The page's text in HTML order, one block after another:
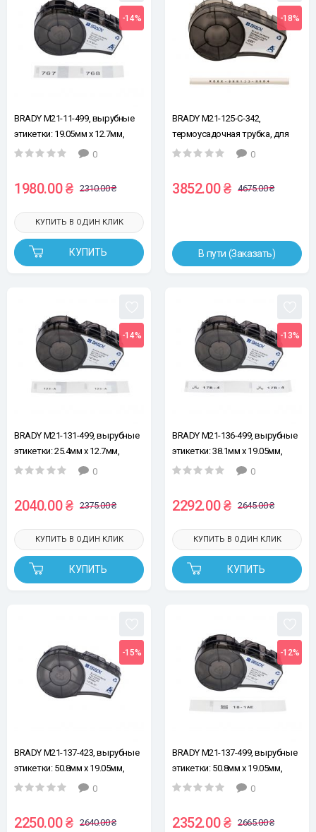
-14%
BRADY M21-11-499, вырубные
этикетки: 19.05мм х 12.7мм,
140шт, черный на белом,
этикеток
0
1980.00 ₴ 2310.00 ₴
КУПИТЬ
КУПИТЬ В ОДИН КЛИК
-18%
BRADY M21-125-C-342,
термоусадочная трубка, для
провода Ø1.2 - 2.8мм, черный
0
3852.00 ₴ 4675.00 ₴
В пути (Заказать)
-14%
BRADY M21-131-499, вырубные
этикетки: 25.4мм х 12.7мм,
121шт, черным на белом,
этикеток
0
2040.00 ₴ 2375.00 ₴
КУПИТЬ
КУПИТЬ В ОДИН КЛИК
-13%
BRADY M21-136-499, вырубные
этикетки: 38.1мм х 19.05мм,
91шт, черным на белом,
этикеток
0
2292.00 ₴ 2645.00 ₴
КУПИТЬ
КУПИТЬ В ОДИН КЛИК
-15%
BRADY M21-137-423, вырубные
этикетки: 50.8мм х 19.05мм,
73эт, черным на белом,
для принтеров этикеток
0
2250.00 ₴ 2640.00 ₴
-12%
BRADY M21-137-499, вырубные
этикетки: 50.8мм х 19.05мм,
73шт, черным на белом,
этикеток
0
2352.00 ₴ 2665.00 ₴